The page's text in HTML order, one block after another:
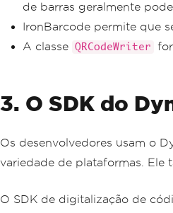
de barras geralmente
IronBarcode permite que
A classe QRCodeWriter
3. O SDK do
Os desenvolvedores usam o
variedade de plataformas. Ele
O SDK de digitalização de